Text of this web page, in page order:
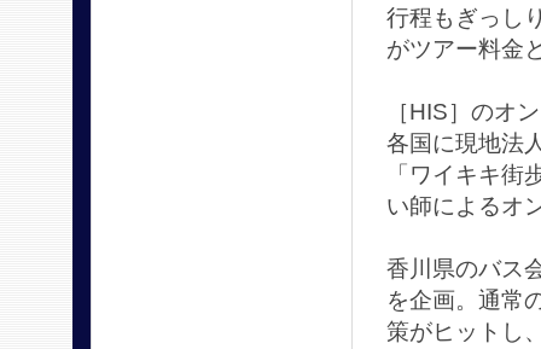
行程もぎっし
がツアー料金
［HIS］のオ
各国に現地法
「ワイキキ
い師によるオ
香川県のバス
を企画。通常
策がヒットし